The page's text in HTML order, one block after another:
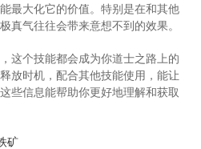
最大化它的价值。特别是在和其他
真气往往会带来意想不到的效果。
这个技能都会成为你道士之路上的
放时机，配合其他技能使用，能让
些信息能帮助你更好地理解和获取
矿